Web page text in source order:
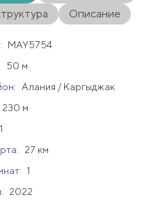
Описание
MAY5754
50 м
Алания / Каргыджак
230 м
27 км
1
2022